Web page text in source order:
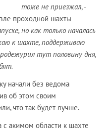
тоже не приезжал, -
проходной шахты
но как только началась
к шахте, поддерживаю
тут половину дня,
начали без ведома
об этом своим
что так будет лучше.
акимом области к шахте